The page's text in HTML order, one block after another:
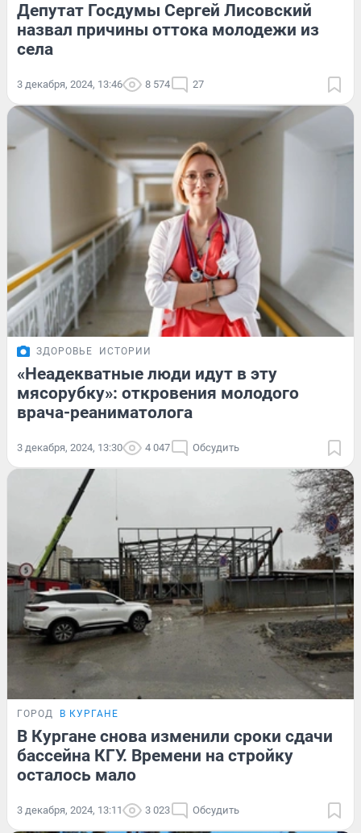
Депутат Госдумы Сергей Лисовский
назвал причины оттока молодежи из
села
3 декабря, 2024, 13:46 8 574 27
ЗДОРОВЬЕ ИСТОРИИ
«Неадекватные люди идут в эту
мясорубку»: откровения молодого
врача-реаниматолога
3 декабря, 2024, 13:30 4 047 Обсудить
ГОРОД В КУРГАНЕ
В Кургане снова изменили сроки сдачи
бассейна КГУ. Времени на стройку
осталось мало
3 декабря, 2024, 13:11 3 023 Обсудить